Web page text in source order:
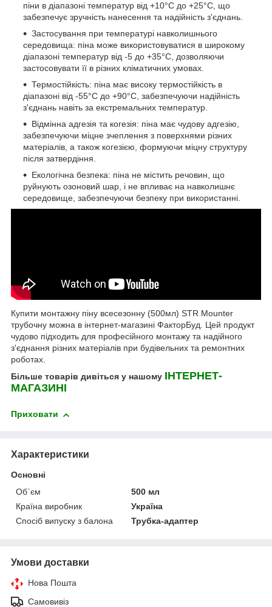
піни в діапазоні температур від +10°C до +25°C, що
забезпечує зручність нанесення та надійність з'єднань.
Застосування при температурі навколишнього
середовища: піна може використовуватися в широкому
діапазоні температур від -5 до +35°С, дозволяючи
застосовувати її в різних кліматичних умовах.
Термостійкість: піна має високу термостійкість в
діапазоні від -55°С до +90°С, забезпечуючи надійність
з'єднань навіть за екстремальних температур.
Відмінна адгезія та когезія: піна має чудову адгезію,
забезпечуючи міцне зчеплення з поверхнями різних
матеріалів, а також когезією, формуючи міцну структуру
після затвердіння.
Екологічна безпека: піна не містить речовин, що
руйнують озоновий шар, і не впливає на навколишнє
середовище, забезпечуючи безпеку при використанні.
Купити монтажну піну всесезонну (500мл) STR Mounter
трубочну можна в інтернет-магазині ФакторБуд. Цей продукт
чудово підходить для професійного монтажу та надійного
з'єднання різних матеріалів при будівельних та ремонтних
роботах.
Більше товарів дивіться у нашому ІНТЕРНЕТ-
МАГАЗИНІ
Приховати
Характеристики
Основні
Об`єм
500 мл
Країна виробник
Україна
Спосіб випуску з балона
Трубка-адаптер
Умови доставки
Нова Пошта
Самовивіз